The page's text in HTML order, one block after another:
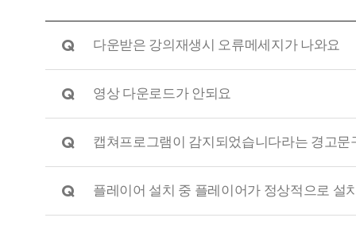
Q 다운받은 강의재생시 오류메세지가 나와요
Q 영상 다운로드가 안되요
Q 캡쳐프로그램이 감지되었습니다라는 경고문
Q 플레이어 설치 중 플레이어가 정상적으로 설